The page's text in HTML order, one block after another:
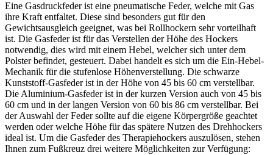
Eine Gasdruckfeder ist eine pneumatische Feder, welche mit Gas
ihre Kraft entfaltet. Diese sind besonders gut für den
Gewichtsausgleich geeignet, was bei Rollhockern sehr vorteilhaft
ist. Die Gasfeder ist für das Verstellen der Höhe des Hockers
notwendig, dies wird mit einem Hebel, welcher sich unter dem
Polster befindet, gesteuert. Dabei handelt es sich um die Ein-Hebel-
Mechanik für die stufenlose Höhenverstellung. Die schwarze
Kunststoff-Gasfeder ist in der Höhe von 45 bis 60 cm verstellbar.
Die Aluminium-Gasfeder ist in der kurzen Version auch von 45 bis
60 cm und in der langen Version von 60 bis 86 cm verstellbar. Bei
der Auswahl der Feder sollte auf die eigene Körpergröße geachtet
werden oder welche Höhe für das spätere Nutzen des Drehhockers
ideal ist. Um die Gasfeder des Therapiehockers auszulösen, stehen
Ihnen zum Fußkreuz drei weitere Möglichkeiten zur Verfügung: